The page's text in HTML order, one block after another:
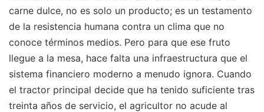
carne dulce, no es solo un producto; es un testamento
de la resistencia humana contra un clima que no
conoce términos medios. Pero para que ese fruto
llegue a la mesa, hace falta una infraestructura que el
sistema financiero moderno a menudo ignora. Cuando
el tractor principal decide que ha tenido suficiente tras
treinta años de servicio, el agricultor no acude al